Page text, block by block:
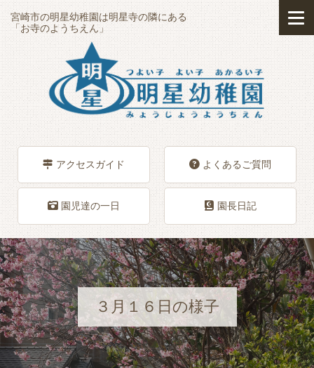
宮崎市の明星幼稚園は明星寺の隣にある
「お寺のようちえん」
アクセスガイド よくあるご質問
園児達の一日 園長日記
３月１６日の様子